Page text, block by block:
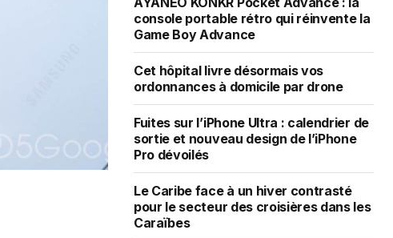
console portable rétro qui réinvente la
Game Boy Advance
Cet hôpital livre désormais vos
ordonnances à domicile par drone
Fuites sur l’iPhone Ultra : calendrier de
sortie et nouveau design de l’iPhone
Pro dévoilés
Le Caribe face à un hiver contrasté
pour le secteur des croisières dans les
Caraïbes